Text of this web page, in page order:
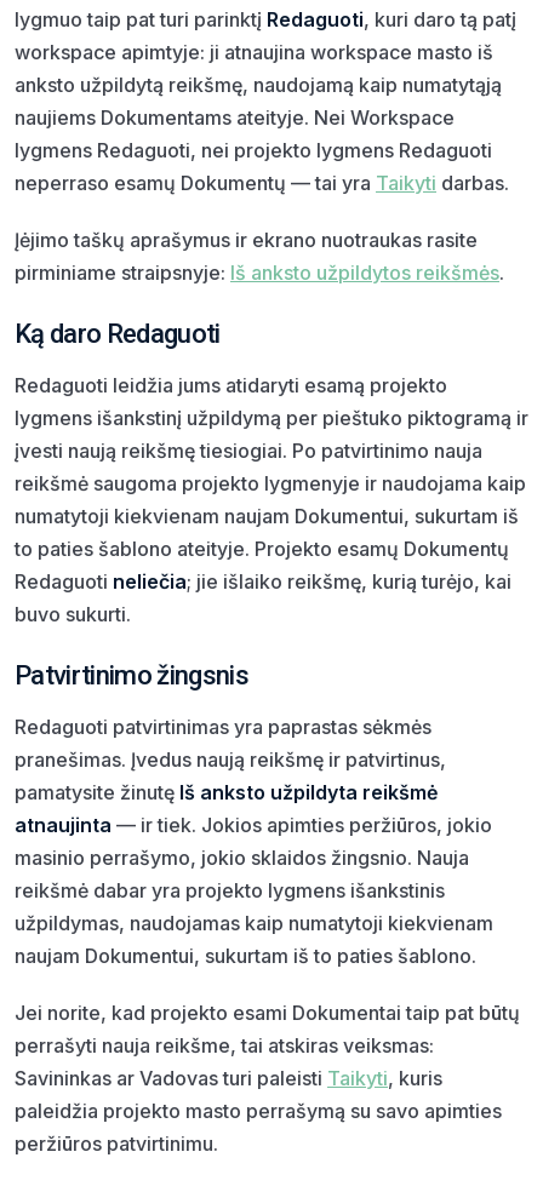
lygmuo taip pat turi parinktį Redaguoti, kuri daro tą patį
workspace apimtyje: ji atnaujina workspace masto iš
anksto užpildytą reikšmę, naudojamą kaip numatytąją
naujiems Dokumentams ateityje. Nei Workspace
lygmens Redaguoti, nei projekto lygmens Redaguoti
neperraso esamų Dokumentų — tai yra Taikyti darbas.
Įėjimo taškų aprašymus ir ekrano nuotraukas rasite
pirminiame straipsnyje: Iš anksto užpildytos reikšmės.
Ką daro Redaguoti
Redaguoti leidžia jums atidaryti esamą projekto
lygmens išankstinį užpildymą per pieštuko piktogramą ir
įvesti naują reikšmę tiesiogiai. Po patvirtinimo nauja
reikšmė saugoma projekto lygmenyje ir naudojama kaip
numatytoji kiekvienam naujam Dokumentui, sukurtam iš
to paties šablono ateityje. Projekto esamų Dokumentų
Redaguoti neliečia; jie išlaiko reikšmę, kurią turėjo, kai
buvo sukurti.
Patvirtinimo žingsnis
Redaguoti patvirtinimas yra paprastas sėkmės
pranešimas. Įvedus naują reikšmę ir patvirtinus,
pamatysite žinutę Iš anksto užpildyta reikšmė
atnaujinta — ir tiek. Jokios apimties peržiūros, jokio
masinio perrašymo, jokio sklaidos žingsnio. Nauja
reikšmė dabar yra projekto lygmens išankstinis
užpildymas, naudojamas kaip numatytoji kiekvienam
naujam Dokumentui, sukurtam iš to paties šablono.
Jei norite, kad projekto esami Dokumentai taip pat būtų
perrašyti nauja reikšme, tai atskiras veiksmas:
Savininkas ar Vadovas turi paleisti Taikyti, kuris
paleidžia projekto masto perrašymą su savo apimties
peržiūros patvirtinimu.